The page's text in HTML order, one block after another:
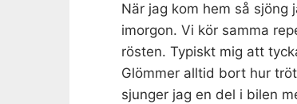
När jag kom hem så sjöng
imorgon. Vi kör samma
rösten. Typiskt mig att
Glömmer alltid bort hur
sjunger jag en del i bilen